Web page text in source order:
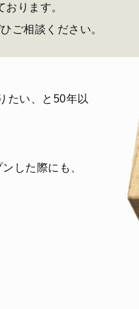
ります。
ご相談ください。
たい、と50年以
した際にも、